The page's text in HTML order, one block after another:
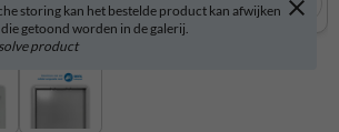
storing kan het bestelde product kan afwijken
getoond worden in de galerij.
product